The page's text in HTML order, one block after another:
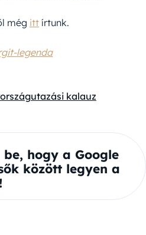
még itt írtunk.
legenda
utazási kalauz
hogy a Google
között legyen a